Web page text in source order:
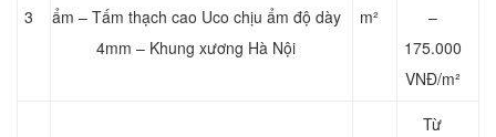
3
ẩm – Tấm thạch cao Uco chịu ẩm độ dày
4mm – Khung xương Hà Nội
m²
–
175.000
VNĐ/m²
Từ